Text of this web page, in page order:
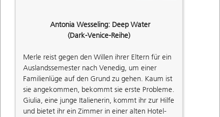
Antonia Wesseling: Deep Water
(Dark-Venice-Reihe)
Merle reist gegen den Willen ihrer Eltern für ein
Auslandssemester nach Venedig, um einer
Familienlüge auf den Grund zu gehen. Kaum ist
sie angekommen, bekommt sie erste Probleme.
Giulia, eine junge Italienerin, kommt ihr zur Hilfe
und bietet ihr ein Zimmer in einer alten Hotel-